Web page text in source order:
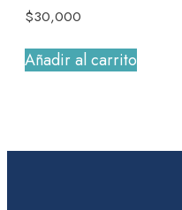
$30,000
Añadir al carrito